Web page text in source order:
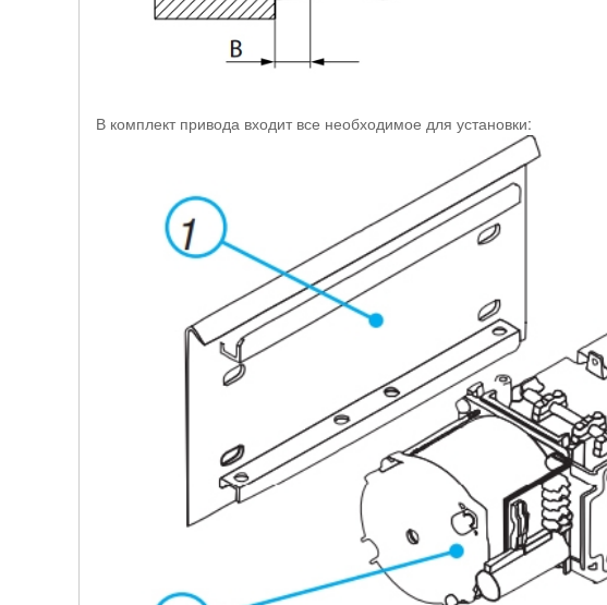
В комплект привода входит все необходимое для установки: